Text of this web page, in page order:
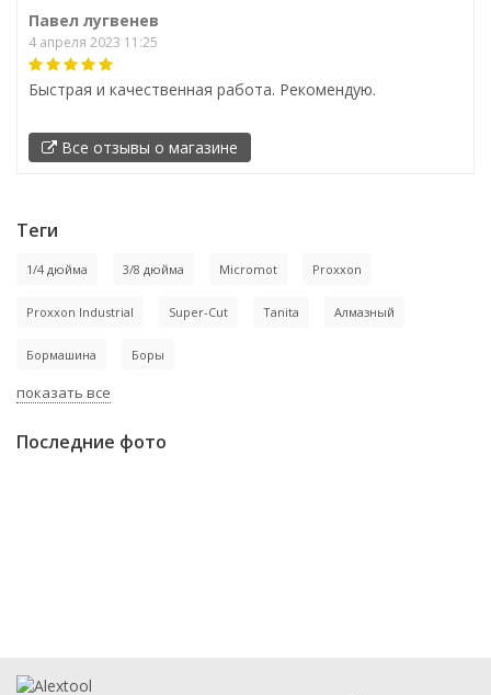
Павел лугвенев
4 апреля 2023 11:25
Быстрая и качественная работа. Рекомендую.
Все отзывы о магазине
Теги
1/4 дюйма 3/8 дюйма Micromot Proxxon
Proxxon Industrial Super-Cut Tanita Алмазный
Бормашина Боры
показать все
Последние фото